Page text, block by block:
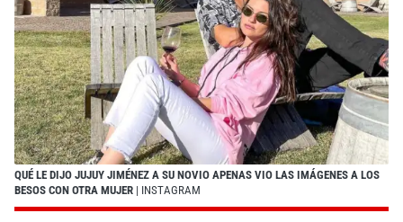
QUÉ LE DIJO JUJUY JIMÉNEZ A SU NOVIO APENAS VIO LAS IMÁGENES A LOS
BESOS CON OTRA MUJER | INSTAGRAM